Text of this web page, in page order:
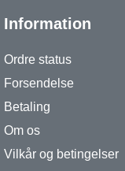
Information
Ordre status
Forsendelse
Betaling
Om os
Vilkår og betingelser